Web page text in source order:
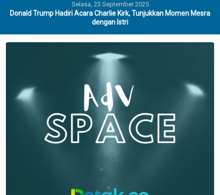
Selasa, 23 September 2025
Donald Trump Hadiri Acara Charlie Kirk, Tunjukkan Momen Mesra
dengan Istri